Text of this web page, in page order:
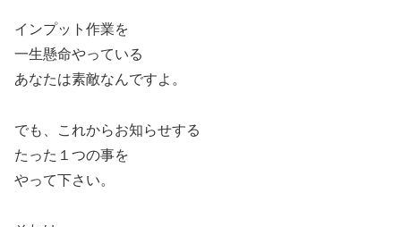
インプット作業を
一生懸命やっている
あなたは素敵なんですよ。
でも、これからお知らせする
たった１つの事を
やって下さい。